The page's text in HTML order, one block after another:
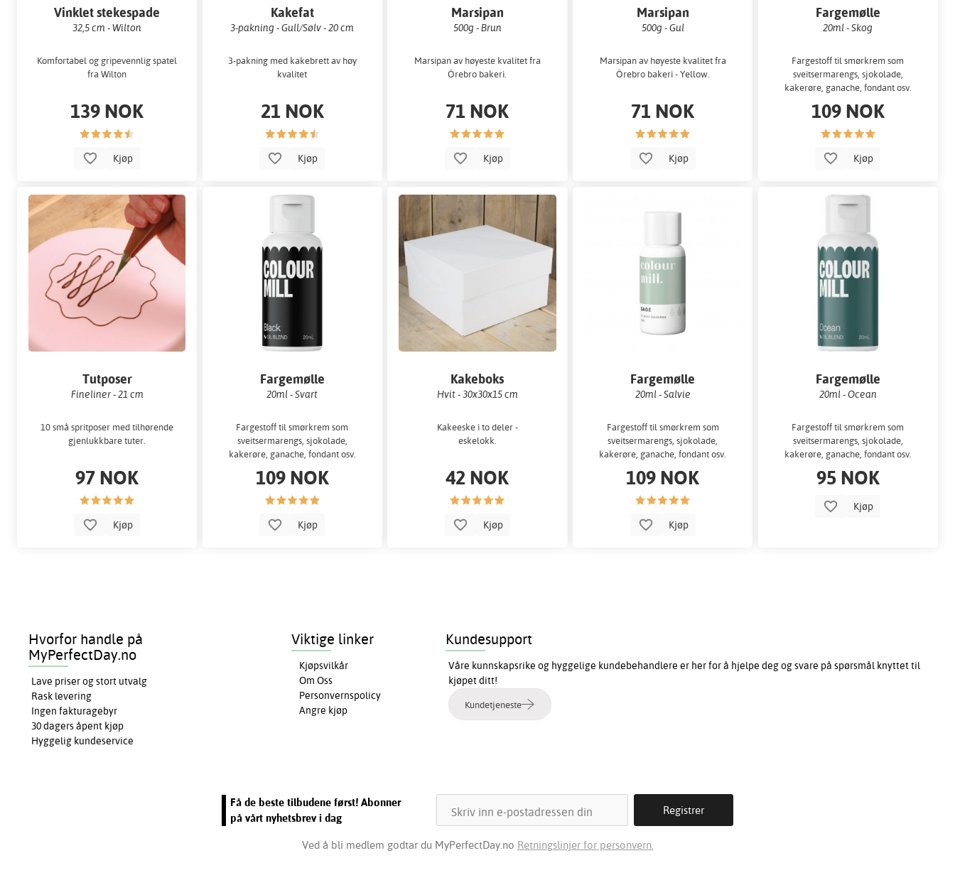
Vinklet stekespade
32,5 cm - Wilton
Komfortabel og gripevennlig spatel
fra Wilton
139 NOK
Kjøp
Kakefat
3-pakning - Gull/Sølv - 20 cm
3-pakning med kakebrett av høy
kvalitet
21 NOK
Kjøp
Marsipan
500g - Brun
Marsipan av høyeste kvalitet fra
Örebro bakeri.
71 NOK
Kjøp
Marsipan
500g - Gul
Marsipan av høyeste kvalitet fra
Örebro bakeri - Yellow.
71 NOK
Kjøp
Fargemølle
20ml - Skog
Fargestoff til smørkrem som
sveitsermarengs, sjokolade,
kakerøre, ganache, fondant osv.
109 NOK
Kjøp
Tutposer
Fineliner - 21 cm
10 små spritposer med tilhørende
gjenlukkbare tuter.
97 NOK
Kjøp
Fargemølle
20ml - Svart
Fargestoff til smørkrem som
sveitsermarengs, sjokolade,
kakerøre, ganache, fondant osv.
109 NOK
Kjøp
Kakeboks
Hvit - 30x30x15 cm
Kakeeske i to deler -
eskelokk.
42 NOK
Kjøp
Fargemølle
20ml - Salvie
Fargestoff til smørkrem som
sveitsermarengs, sjokolade,
kakerøre, ganache, fondant osv.
109 NOK
Kjøp
Fargemølle
20ml - Ocean
Fargestoff til smørkrem som
sveitsermarengs, sjokolade,
kakerøre, ganache, fondant osv.
95 NOK
Kjøp
Hvorfor handle på
MyPerfectDay.no
Lave priser og stort utvalg
Rask levering
Ingen fakturagebyr
30 dagers åpent kjøp
Hyggelig kundeservice
Viktige linker
Kjøpsvilkår
Om Oss
Personvernspolicy
Angre kjøp
Kundesupport
Våre kunnskapsrike og hyggelige kundebehandlere er her for å hjelpe deg og svare på spørsmål knyttet til
kjøpet ditt!
Kundetjeneste
Få de beste tilbudene først! Abonner
på vårt nyhetsbrev i dag
Ved å bli medlem godtar du MyPerfectDay.no Retningslinjer for personvern.